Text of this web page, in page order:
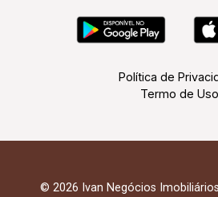
Política de
Termo de Uso
© 2026 Ivan Negócios